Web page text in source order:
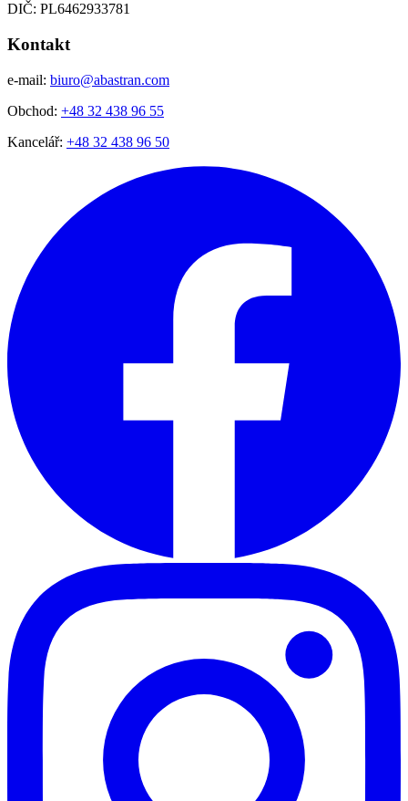
DIČ: PL6462933781
Kontakt
e-mail: biuro@abastran.com
Obchod: +48 32 438 96 55
Kancelář: +48 32 438 96 50